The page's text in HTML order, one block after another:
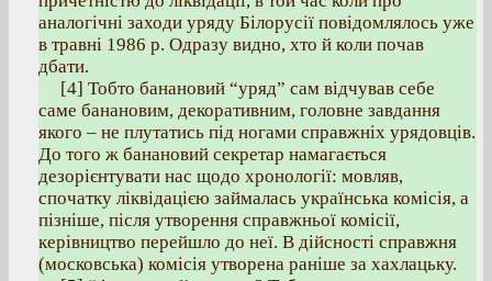
аналогічні заходи уряду Білорусії повідомлялось уже
в травні 1986 р. Одразу видно, хто й коли почав
дбати.
[4] Тобто банановий “уряд” сам відчував себе
саме банановим, декоративним, головне завдання
якого – не плутатись під ногами справжніх урядовців.
До того ж банановий секретар намагається
дезорієнтувати нас щодо хронології: мовляв,
спочатку ліквідацією займалась українська комісія, а
пізніше, після утворення справжньої комісії,
керівництво перейшло до неї. В дійсності справжня
(московська) комісія утворена раніше за хахлацьку.